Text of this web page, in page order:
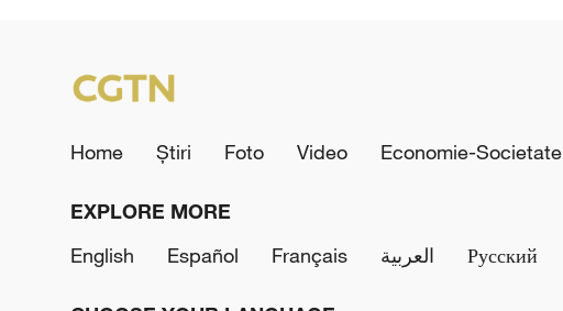
Home Știri Foto Video Economie-Societate
EXPLORE MORE
English
Español Français العربية Русский